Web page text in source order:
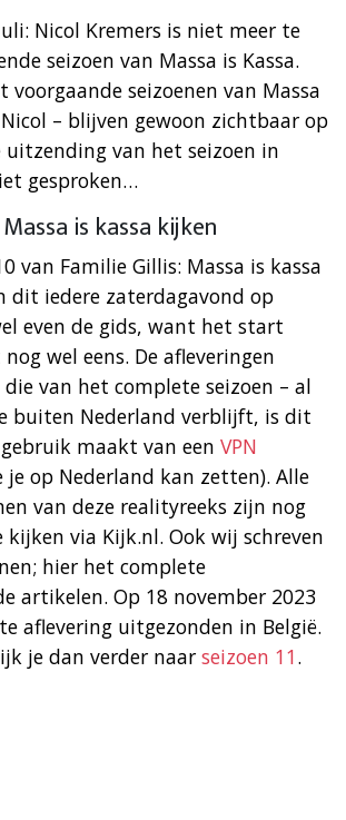
Nicol Kremers is niet meer te
seizoen van Massa is Kassa.
voorgaande seizoenen van Massa
– blijven gewoon zichtbaar op
uitzending van het seizoen in
gesproken…
is kassa kijken
van Familie Gillis: Massa is kassa
dit iedere zaterdagavond op
even de gids, want het start
wel eens. De afleveringen
van het complete seizoen – al
buiten Nederland verblijft, is dit
maakt van een VPN
je op Nederland kan zetten). Alle
van deze realityreeks zijn nog
via Kijk.nl. Ook wij schreven
hier het complete
artikelen. Op 18 november 2023
aflevering uitgezonden in België.
je dan verder naar seizoen 11.